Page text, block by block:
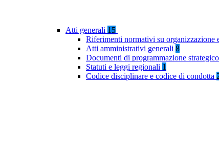
Atti generali 15
Riferimenti normativi su organizzazione
Atti amministrativi generali 8
Documenti di programmazione
Statuti e leggi regionali 1
Codice disciplinare e codice di condotta